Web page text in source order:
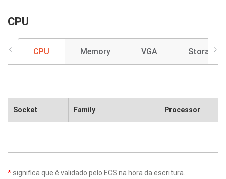
CPU
CPU Memory VGA Storage
Socket Family Processor
* significa que é validado pelo ECS na hora da escritura.